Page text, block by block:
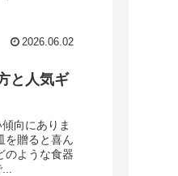
2026.06.02
と人気ギ
向にありま
を贈ると喜ん
のような食器